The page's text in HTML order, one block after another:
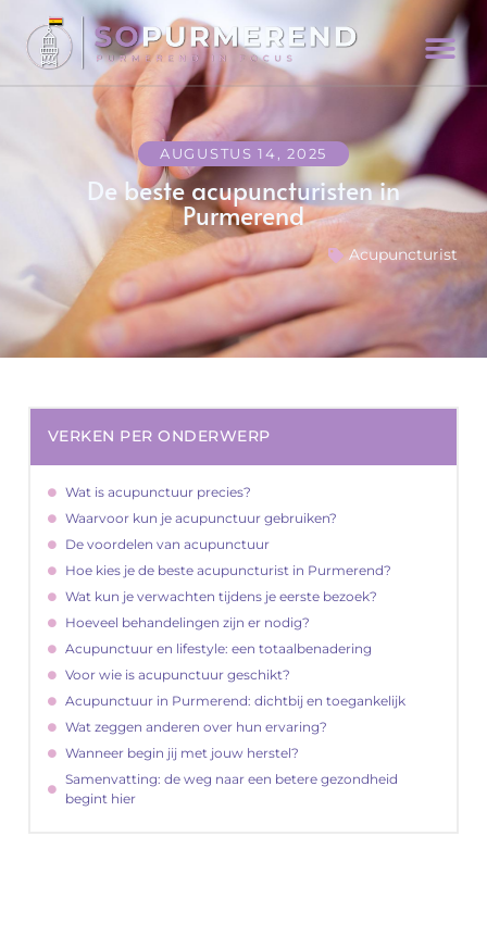
AUGUSTUS 14, 2025
De beste acupuncturisten in
Purmerend
Acupuncturist
VERKEN PER ONDERWERP
Wat is acupunctuur precies?
Waarvoor kun je acupunctuur gebruiken?
De voordelen van acupunctuur
Hoe kies je de beste acupuncturist in Purmerend?
Wat kun je verwachten tijdens je eerste bezoek?
Hoeveel behandelingen zijn er nodig?
Acupunctuur en lifestyle: een totaalbenadering
Voor wie is acupunctuur geschikt?
Acupunctuur in Purmerend: dichtbij en toegankelijk
Wat zeggen anderen over hun ervaring?
Wanneer begin jij met jouw herstel?
Samenvatting: de weg naar een betere gezondheid
begint hier